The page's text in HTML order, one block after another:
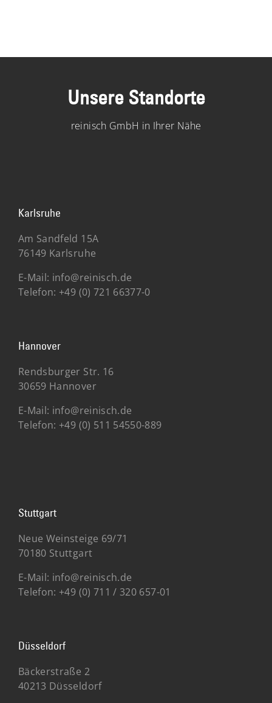
Unsere Standorte
reinisch GmbH in Ihrer Nähe
Karlsruhe
Am Sandfeld 15A
76149 Karlsruhe
E-Mail: info@reinisch.de
Telefon: +49 (0) 721 66377-0
Hannover
Rendsburger Str. 16
30659 Hannover
E-Mail: info@reinisch.de
Telefon: +49 (0) 511 54550-889
Stuttgart
Neue Weinsteige 69/71
70180 Stuttgart
E-Mail: info@reinisch.de
Telefon: +49 (0) 711 / 320 657-01
Düsseldorf
Bäckerstraße 2
40213 Düsseldorf